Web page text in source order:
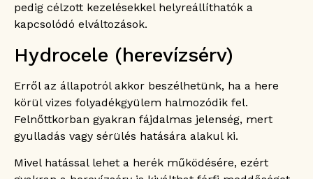
pedig célzott kezelésekkel helyreállíthatók a
kapcsolódó elváltozások.
Hydrocele (herevízsérv)
Erről az állapotról akkor beszélhetünk, ha a here
körül vizes folyadékgyülem halmozódik fel.
Felnőttkorban gyakran fájdalmas jelenség, mert
gyulladás vagy sérülés hatására alakul ki.
Mivel hatással lehet a herék működésére, ezért